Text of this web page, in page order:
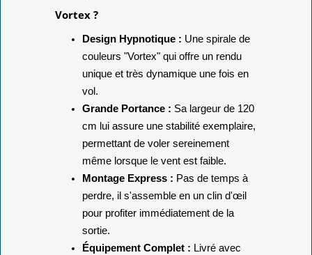
Vortex ?
Design Hypnotique : Une spirale de
couleurs "Vortex" qui offre un rendu
unique et très dynamique une fois en
vol.
Grande Portance : Sa largeur de 120
cm lui assure une stabilité exemplaire,
permettant de voler sereinement
même lorsque le vent est faible.
Montage Express : Pas de temps à
perdre, il s'assemble en un clin d'œil
pour profiter immédiatement de la
sortie.
Équipement Complet : Livré avec